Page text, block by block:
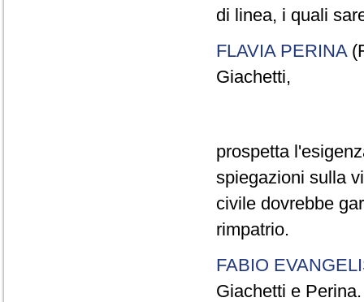
di linea, i quali
FLAVIA PERINA
Giachetti,
prospetta
spiegazioni sulla
civile dovrebbe
rimpatrio.
FABIO
Giachetti e Perina.